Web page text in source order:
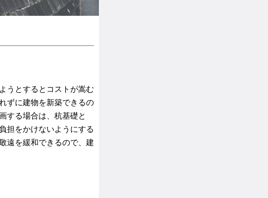
うとするとコストが嵩む
ずに建物を新築できるの
する場合は、杭基礎と
担をかけないようにする
遠を緩和できるので、建